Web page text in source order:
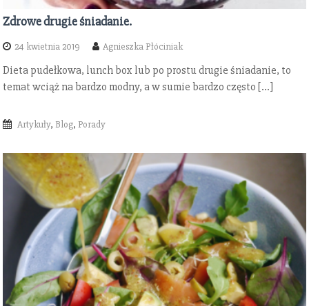
Zdrowe drugie śniadanie.
24 kwietnia 2019 Agnieszka Płóciniak
Dieta pudełkowa, lunch box lub po prostu drugie śniadanie, to
temat wciąż na bardzo modny, a w sumie bardzo często […]
Artykuły, Blog, Porady